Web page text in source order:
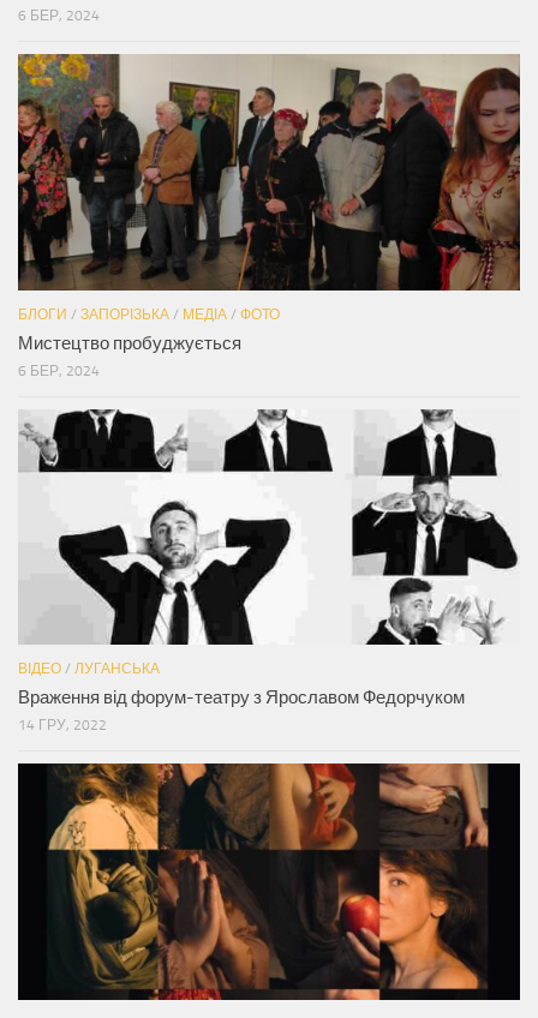
6 БЕР, 2024
БЛОГИ / ЗАПОРІЗЬКА / МЕДІА / ФОТО
Мистецтво пробуджується
6 БЕР, 2024
ВІДЕО / ЛУГАНСЬКА
Враження від форум-театру з Ярославом Федорчуком
14 ГРУ, 2022